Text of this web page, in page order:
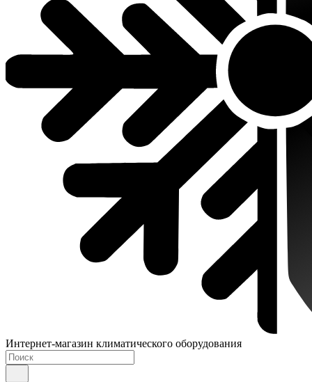
Интернет-магазин климатического оборудования